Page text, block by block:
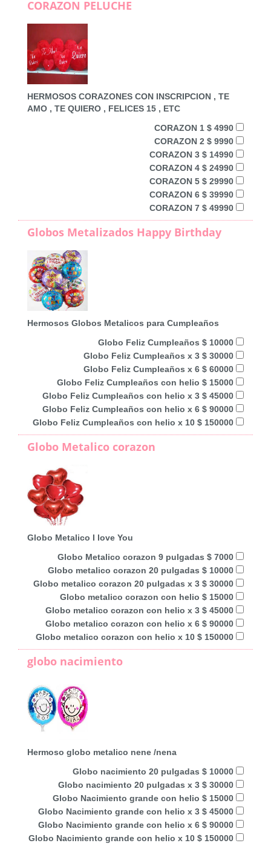
CORAZON PELUCHE
HERMOSOS CORAZONES CON INSCRIPCION , TE
AMO , TE QUIERO , FELICES 15 , ETC
CORAZON 1 $ 4990
CORAZON 2 $ 9990
CORAZON 3 $ 14990
CORAZON 4 $ 24990
CORAZON 5 $ 29990
CORAZON 6 $ 39990
CORAZON 7 $ 49990
Globos Metalizados Happy Birthday
Hermosos Globos Metalicos para Cumpleaños
Globo Feliz Cumpleaños $ 10000
Globo Feliz Cumpleaños x 3 $ 30000
Globo Feliz Cumpleaños x 6 $ 60000
Globo Feliz Cumpleaños con helio $ 15000
Globo Feliz Cumpleaños con helio x 3 $ 45000
Globo Feliz Cumpleaños con helio x 6 $ 90000
Globo Feliz Cumpleaños con helio x 10 $ 150000
Globo Metalico corazon
Globo Metalico I love You
Globo Metalico corazon 9 pulgadas $ 7000
Globo metalico corazon 20 pulgadas $ 10000
Globo metalico corazon 20 pulgadas x 3 $ 30000
Globo metalico corazon con helio $ 15000
Globo metalico corazon con helio x 3 $ 45000
Globo metalico corazon con helio x 6 $ 90000
Globo metalico corazon con helio x 10 $ 150000
globo nacimiento
Hermoso globo metalico nene /nena
Globo nacimiento 20 pulgadas $ 10000
Globo nacimiento 20 pulgadas x 3 $ 30000
Globo Nacimiento grande con helio $ 15000
Globo Nacimiento grande con helio x 3 $ 45000
Globo Nacimiento grande con helio x 6 $ 90000
Globo Nacimiento grande con helio x 10 $ 150000